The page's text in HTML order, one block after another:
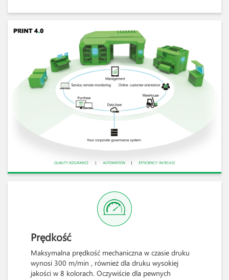
Prędkość
Maksymalna prędkość mechaniczna w czasie druku
wynosi 300 m/min , również dla druku wysokiej
jakości w 8 kolorach. Oczywiście dla pewnych